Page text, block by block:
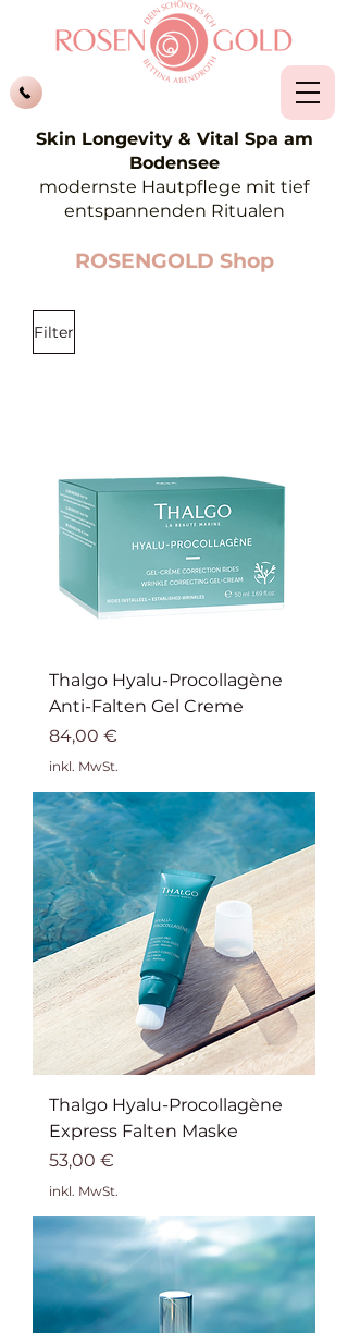
Skin Longevity & Vital Spa am
Bodensee
modernste Hautpflege mit tief
entspannenden Ritualen
ROSENGOLD Shop
Filter
Thalgo Hyalu-Procollagène
Anti-Falten Gel Creme
Preis
84,00 €
inkl. MwSt.
Thalgo Hyalu-Procollagène
Express Falten Maske
Preis
53,00 €
inkl. MwSt.